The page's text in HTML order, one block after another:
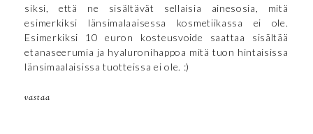
siksi, että ne sisältävät sellaisia ainesosia, mitä
esimerkiksi länsimalaaisessa kosmetiikassa ei ole.
Esimerkiksi 10 euron kosteusvoide saattaa sisältää
etanaseerumia ja hyaluronihappoa mitä tuon hintaisissa
länsimaalaisissa tuotteissa ei ole. :)
vastaa